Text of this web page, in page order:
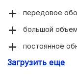
передовое
большой
постоянное
низкие цены.
Загрузить еще